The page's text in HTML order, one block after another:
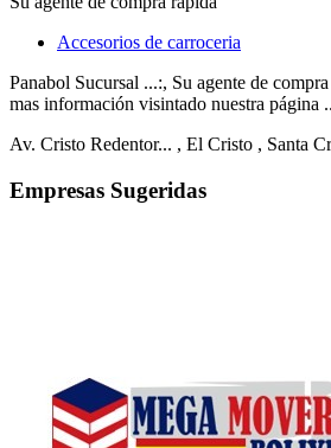
Accesorios de carroceria
Panabol Sucursal ...:, Su agente de
mas información visintado nuestra página
Av. Cristo Redentor... , El Cristo , Santa
Empresas Sugeridas